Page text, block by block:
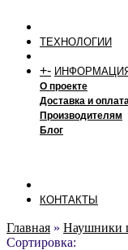
ТЕХНОЛОГИИ
+-
О проекте
Доставка и
Производителям
Блог
КОНТАКТЫ
Главная » Наушники
Сортировка: